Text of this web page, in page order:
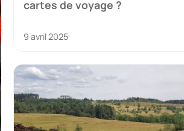
cartes de voyage ?
9 avril 2025